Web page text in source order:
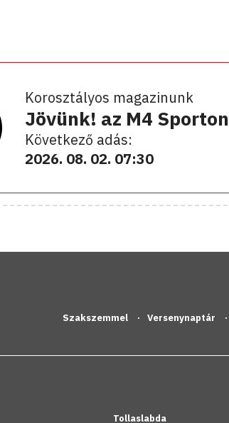
Korosztályos magazinunk
Jövünk! az M4 Sporton
Következő adás:
2026. 08. 02. 07:30
Szakszemmel Versenynaptár
Tollaslabda